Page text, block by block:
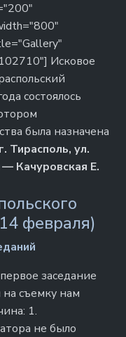
Исковое
состоялось
была назначена
Тирасполь, ул.
Качуровская Е.
февраля)
заседание
съемку нам
1.
не было